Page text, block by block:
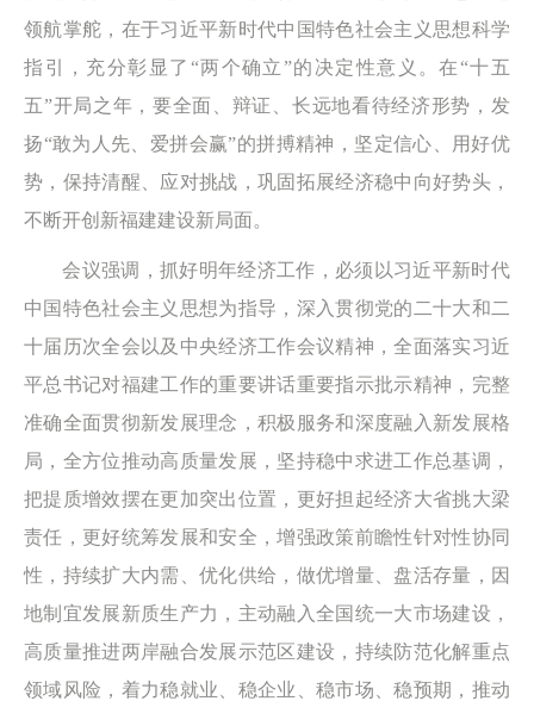
领航掌舵，在于习近平新时代中国特色社会主义思想科学
指引，充分彰显了“两个确立”的决定性意义。在“十五
五”开局之年，要全面、辩证、长远地看待经济形势，发
扬“敢为人先、爱拼会赢”的拼搏精神，坚定信心、用好优
势，保持清醒、应对挑战，巩固拓展经济稳中向好势头，
不断开创新福建建设新局面。
会议强调，抓好明年经济工作，必须以习近平新时代
中国特色社会主义思想为指导，深入贯彻党的二十大和二
十届历次全会以及中央经济工作会议精神，全面落实习近
平总书记对福建工作的重要讲话重要指示批示精神，完整
准确全面贯彻新发展理念，积极服务和深度融入新发展格
局，全方位推动高质量发展，坚持稳中求进工作总基调，
把提质增效摆在更加突出位置，更好担起经济大省挑大梁
责任，更好统筹发展和安全，增强政策前瞻性针对性协同
性，持续扩大内需、优化供给，做优增量、盘活存量，因
地制宜发展新质生产力，主动融入全国统一大市场建设，
高质量推进两岸融合发展示范区建设，持续防范化解重点
领域风险，着力稳就业、稳企业、稳市场、稳预期，推动